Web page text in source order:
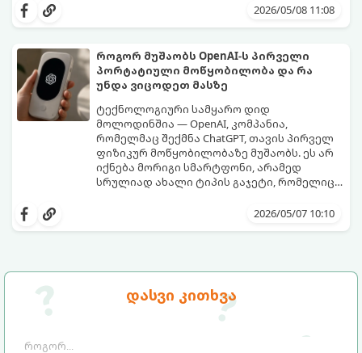
დასვი კითხვა
პირვანდელ სახეს დაუბრუნებს.2026/05/08 11:08
როგორ მუშაობს OpenAI-ს პირველი
პორტატიული მოწყობილობა და რა
უნდა ვიცოდეთ მასზე
ტექნოლოგიური სამყარო დიდ
მოლოდინშია — OpenAI, კომპანია,
რომელმაც შექმნა ChatGPT, თავის პირველ
ფიზიკურ მოწყობილობაზე მუშაობს. ეს არ
იქნება მორიგი სმარტფონი, არამედ
სრულიად ახალი ტიპის გაჯეტი, რომელიც
დეტალებია ცნობილი ამ მოწყობილობის
2026/05/07 10:10